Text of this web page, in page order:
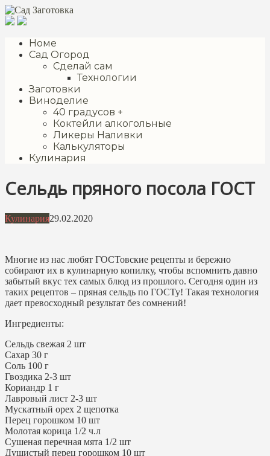
Перейти
к
Номе
Сад Огород
Сделай сам
Технологии
Заготовки
Виноделие
40 градусов +
Коктейли алкогольные
Ликеры Наливки
Калькуляторы
Кулинария
Сельдь пряного посола ГОСТ
Кулинария29.02.2020
Многие из нас любят ГОСТовские рецепты и бережно
собирают их в кулинарную копилку, чтобы вспомнить давно
забытый вкус тех самых блюд из прошлого. Сегодня один из
таких рецептов – пряная сельдь по ГОСТу! Такая технология
дает превосходный результат без сомнений!
Ингредиенты:
Сельдь свежая 2 шт
Сахар 30 г
Соль 100 г
Гвоздика 2-3 шт
Кориандр 1 г
Лавровый лист 2-3 шт
Мускатный орех 2 щепотка
Перец горошком 10 шт
Молотая корица 1/2 ч.л
Сушеная перечная мята 1/2 шт
Душистый перец горошком 10 шт